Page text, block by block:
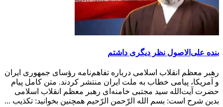
بنده علی‌الاصول نظر دیگری داشتم
رهبر معظم انقلاب اسلامی درباره تفاهم‌نامه رؤسای جمهوری ایران
و آمریکا، پیامی خطاب به ملت ایران منتشر کردند. متن کامل پیام
حضرت آیت‌الله سید مجتبی خامنه‌ای رهبر معظم انقلاب اسلامی
بدین شرح است: بسم الله الرّحمن الرّحیم همچنین بخوانید: تکذیب ...